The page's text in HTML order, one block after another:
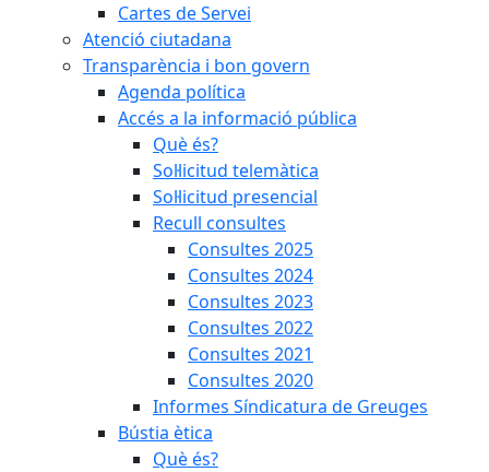
Cartes de Servei
Atenció ciutadana
Transparència i bon govern
Agenda política
Accés a la informació pública
Què és?
Sol·licitud telemàtica
Sol·licitud presencial
Recull consultes
Consultes 2025
Consultes 2024
Consultes 2023
Consultes 2022
Consultes 2021
Consultes 2020
Informes Síndicatura de Greuges
Bústia ètica
Què és?